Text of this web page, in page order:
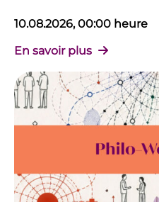
10.08.2026, 00:00 heure
En savoir plus